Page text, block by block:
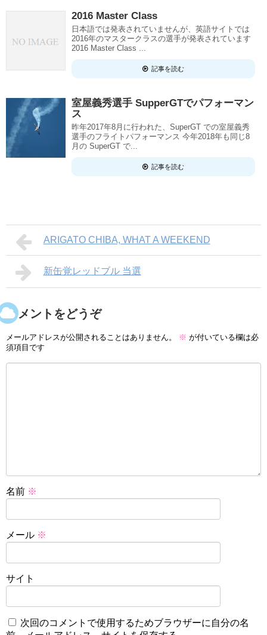
2016 Master Class
日本語では発表されていませんが、英語サイトでは
2016年のマスタークラスの選手が発表されています
2016 Master Class ...
記事を読む
室屋義秀選手 SupperGTでパフォーマン
ス
昨年2017年8月に行われた、SuperGT での室屋義秀
選手のフライトパフォーマンス 今年2018年も同じ8
月の SuperGT で...
記事を読む
ARIGATO CHIBA, WHAT A WEEKEND
新缶覚レッドブル 当選
コメントをどうぞ
メールアドレスが公開されることはありません。 ※ が付いている欄は必
須項目です
名前 ※
メール ※
サイト
次回のコメントで使用するためブラウザーに自分の名